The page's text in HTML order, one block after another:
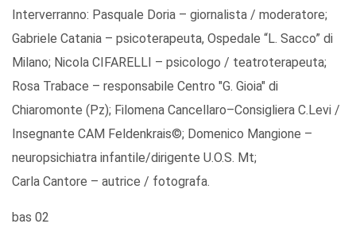
Interverranno: Pasquale Doria – giornalista / moderatore;
Gabriele Catania – psicoterapeuta, Ospedale “L. Sacco” di
Milano; Nicola CIFARELLI – psicologo / teatroterapeuta;
Rosa Trabace – responsabile Centro "G. Gioia" di
Chiaromonte (Pz); Filomena Cancellaro–Consigliera C.Levi /
Insegnante CAM Feldenkrais©; Domenico Mangione –
neuropsichiatra infantile/dirigente U.O.S. Mt;
Carla Cantore – autrice / fotografa.
bas 02